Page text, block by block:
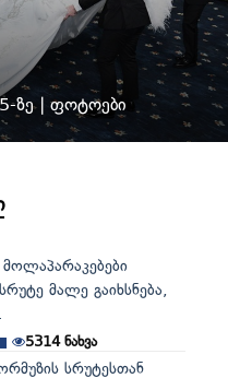
ზე | ფოტოები
მალე გაიხსნება,
5314ნახვა
სრუტესთან